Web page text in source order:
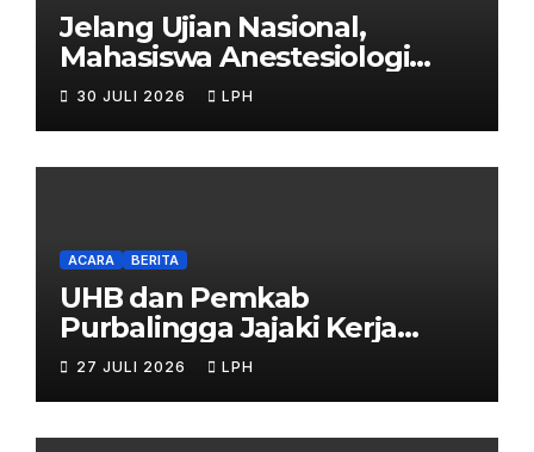
Jelang Ujian Nasional,
Mahasiswa Anestesiologi
UHB Jalani Simulasi
30 JULI 2026 LPH
ACARA BERITA
UHB dan Pemkab
Purbalingga Jajaki Kerja
Sama Strategis
27 JULI 2026 LPH